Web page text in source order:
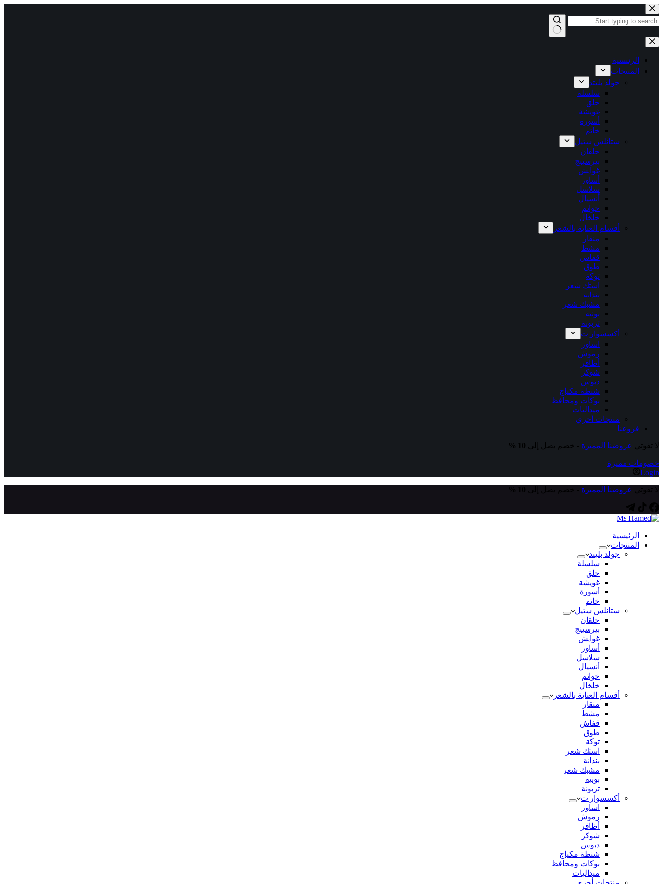
التجاوز
إلى
المحتوى
نتائج
الرئيسية
المنتجات
جولد بليتد
سلسلة
حلق
غويشة
أسورة
خاتم
ستانلس ستيل
حلقان
بيرسينج
غوايش
أساور
سلاسل
أنسيال
خواتم
خلخال
أقسام العناية بالشعر
منقار
مشط
قفاش
طوق
توكة
استك شعر
بندانة
مشبك شعر
بونيه
تربونة
أكسسوارات
اساور
رموش
أظافر
شوكر
دبوس
شنطة مكياج
بوكات ومحافظ
ميداليات
منتجات أخري
فروعنا
لا تفوتي عروضنا المميزة - خصم يصل إلى
خصومات مميزة
Login
عروضنا المميزة
الرئيسية
المنتجات
جولد بليتد
سلسلة
حلق
غويشة
أسورة
خاتم
ستانلس ستيل
حلقان
بيرسينج
غوايش
أساور
سلاسل
أنسيال
خواتم
خلخال
أقسام العناية بالشعر
منقار
مشط
قفاش
طوق
توكة
استك شعر
بندانة
مشبك شعر
بونيه
تربونة
أكسسوارات
اساور
رموش
أظافر
شوكر
دبوس
شنطة مكياج
بوكات ومحافظ
ميداليات
منتجات أخري